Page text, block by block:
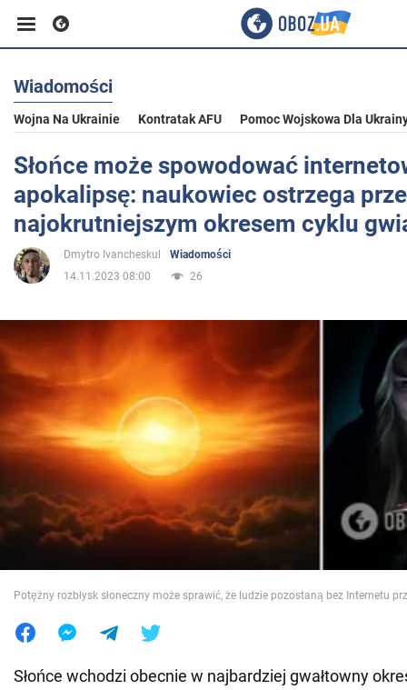
Biznes
Sport
Rozrywka
Życie
Polityka
Społeczeństwo
Wojna na Ukrainie
Świat
Jedzenie
Wiadomości
Wojna Na Ukrainie Kontratak AFU Pomoc Wojskowa Dla
Słońce może spowodować
apokalipsę: naukowiec ostrzega
najokrutniejszym okresem cyklu
Dmytro Ivancheskul
Wiadomości
14.11.2023 08:00
26
Potężny rozbłysk słoneczny może sprawić, że ludzie pozostaną bez Internetu
Słońce wchodzi obecnie w najbardziej gwałtowny